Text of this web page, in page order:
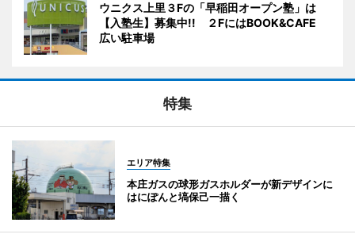
ウニクス上里３Fの「早稲田オープン塾」は
【入塾生】募集中!! ２FにはBOOK&CAFE
広い駐車場
特集
エリア特集
本庄ガスの球形ガスホルダーが新デザインに
はにぽんと塙保己一描く